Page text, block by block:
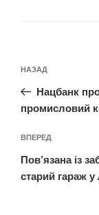
записів
Попередній
запис:
НАЗАД
Нацбанк
промисловий
Наступний
запис
ВПЕРЕД
Пов’язана із
старий гараж